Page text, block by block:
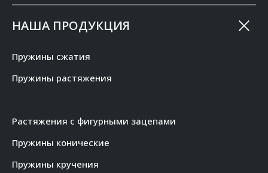
НАША ПРОДУКЦИЯ
Пружины сжатия
Пружины растяжения
Растяжения с фигурными зацепами
Пружины конические
Пружины кручения